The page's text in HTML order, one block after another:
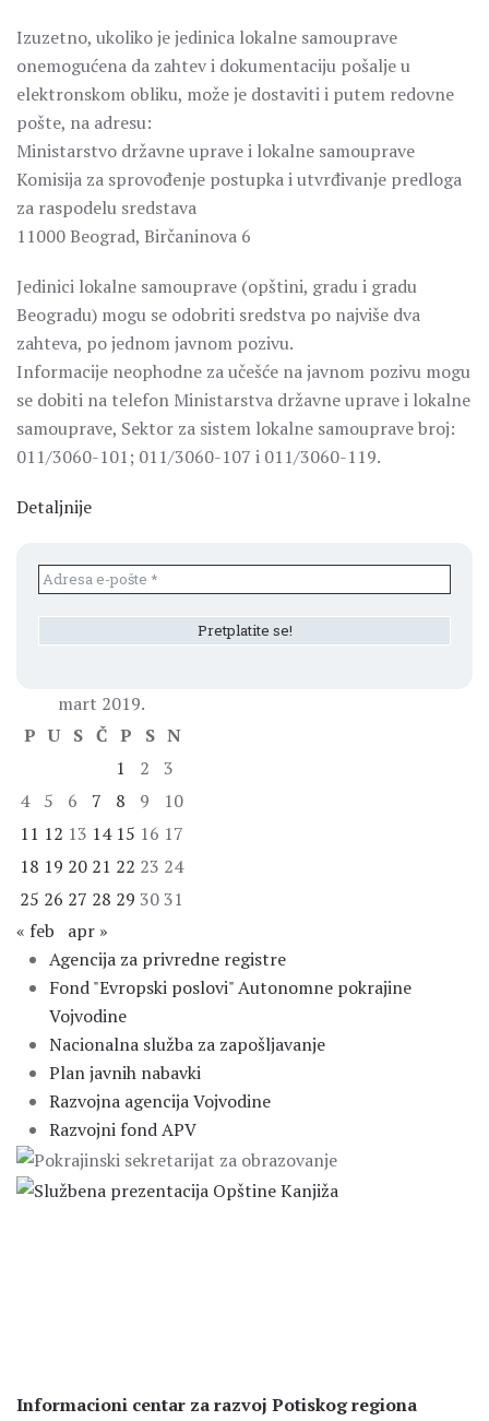
Izuzetno, ukoliko je jedinica lokalne samouprave
onemogućena da zahtev i dokumentaciju pošalje u
elektronskom obliku, može je dostaviti i putem redovne
pošte, na adresu:
Ministarstvo državne uprave i lokalne samouprave
Komisija za sprovođenje postupka i utvrđivanje predloga
za raspodelu sredstava
11000 Beograd, Birčaninova 6
Jedinici lokalne samouprave (opštini, gradu i gradu
Beogradu) mogu se odobriti sredstva po najviše dva
zahteva, po jednom javnom pozivu.
Informacije neophodne za učešće na javnom pozivu mogu
se dobiti na telefon Ministarstva državne uprave i lokalne
samouprave, Sektor za sistem lokalne samouprave broj:
011/3060-101; 011/3060-107 i 011/3060-119.
Detaljnije
mart 2019.
P U S Č P S N
1
2
3
4
5 6 7 8 9
10
11 12 13 14 15 16 17
18 19 20 21 22 23 24
25 26 27 28 29 30 31
« feb
apr »
Agencija za privredne registre
Fond "Evropski poslovi" Autonomne pokrajine
Vojvodine
Nacionalna služba za zapošljavanje
Plan javnih nabavki
Razvojna agencija Vojvodine
Razvojni fond APV
Informacioni centar za razvoj Potiskog regiona